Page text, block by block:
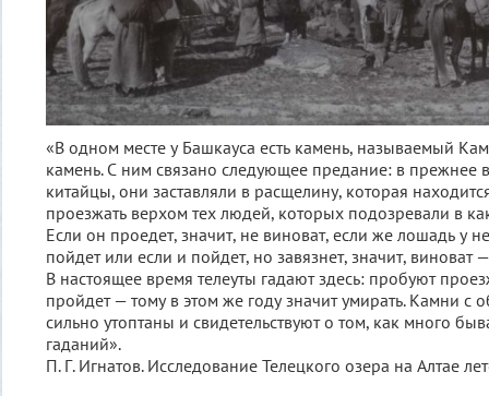
«В одном месте у Башкауса есть камень, называемый
камень. С ним связано следующее предание: в прежнее
китайцы, они заставляли в расщелину, которая
проезжать верхом тех людей, которых подозревали в
Если он проедет, значит, не виноват, если же лошадь у
пойдет или если и пойдет, но завязнет, значит, виноват
В настоящее время телеуты гадают здесь: пробуют
пройдет — тому в этом же году значит умирать. Камни с
сильно утоптаны и свидетельствуют о том, как много
гаданий».
П. Г. Игнатов. Исследование Телецкого озера на Алтае